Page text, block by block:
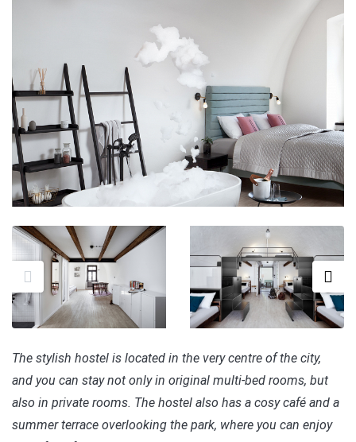
The stylish hostel is located in the very centre of the city,
and you can stay not only in original multi-bed rooms, but
also in private rooms. The hostel also has a cosy café and a
summer terrace overlooking the park, where you can enjoy